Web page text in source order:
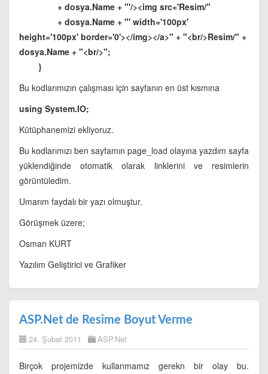
+ dosya.Name + "'/><img src='Resim/"
+ dosya.Name + "' width='100px'
height='100px' border='0'></img></a>" + "<br/>Resim/" +
dosya.Name + "<br/>";
}
Bu kodlarımızın çalışması için sayfanın en üst kısmına
using System.IO;
Kütüphanemizi ekliyoruz.
Bu kodlarımızı ben sayfamın page_load olayına yazdım sayfa
yüklendiğinde otomatik olarak linklerini ve resimlerin
görüntüledim.
Umarım faydalı bir yazı olmuştur.
Görüşmek üzere;
Osman KURT
Yazılım Geliştirici ve Grafiker
ASP.Net de Resime Boyut Verme
24. Şubat 2011 ASP.Net
Birçok projemizde kullanmamız gerekn bir olay bu.